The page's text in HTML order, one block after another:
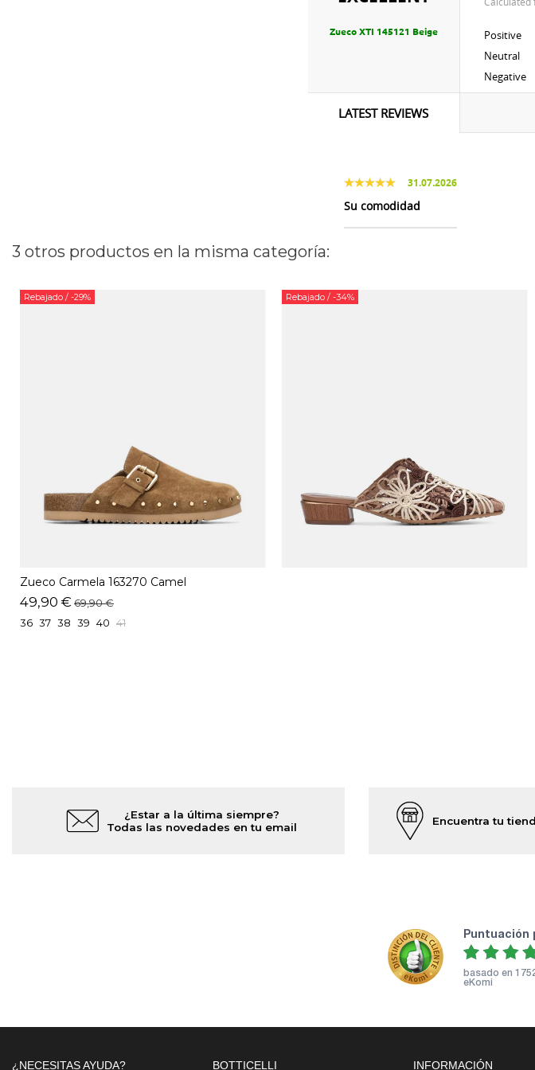
Zueco XTI 145121 Beige Positive
Neutral
Negative
LATEST REVIEWS
31.07.2026
Su comodidad
3 otros productos en la misma categoría:
Rebajado / -29%
Zueco Carmela 163270 Camel
49,90 € 69,90 €
36 37 38 39 40 41
Rebajado / -34%
¿Estar a la última siempre?
Todas las novedades en tu email
Encuentra tu
basado en
eKomi
¿NECESITAS AYUDA? BOTTICELLI INFORMACIÓN